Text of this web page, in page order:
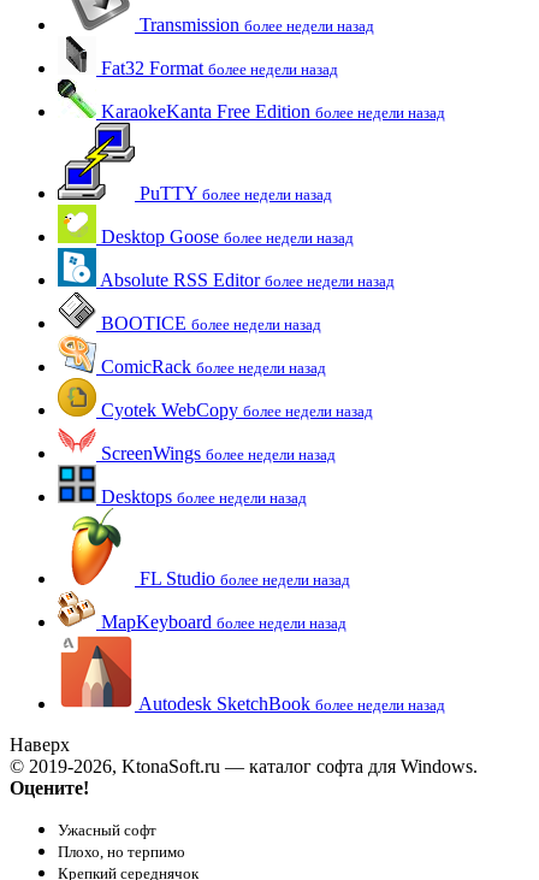
Transmission более недели назад
Fat32 Format более недели назад
KaraokeKanta Free Edition более недели назад
PuTTY более недели назад
Desktop Goose более недели назад
Absolute RSS Editor более недели назад
BOOTICE более недели назад
ComicRack более недели назад
Cyotek WebCopy более недели назад
ScreenWings более недели назад
Desktops более недели назад
FL Studio более недели назад
MapKeyboard более недели назад
Autodesk SketchBook более недели назад
Наверх
© 2019-2026, KtonaSoft.ru — каталог софта для Windows.
Оцените!
Ужасный софт
Плохо, но терпимо
Крепкий середнячок